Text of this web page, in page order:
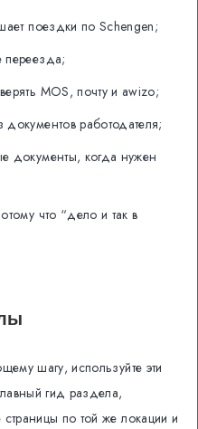
поездки по Schengen;
переезда;
MOS, почту и awizo;
работодателя;
документы, когда нужен
что “дело и так в
шагу, используйте эти
гид раздела,
по той же локации и